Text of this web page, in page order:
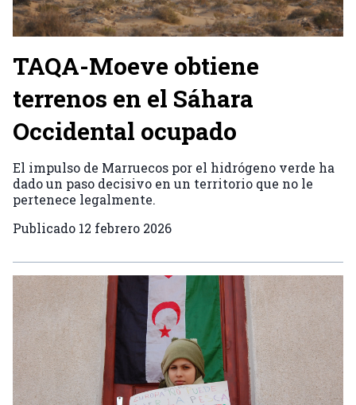
TAQA-Moeve obtiene
terrenos en el Sáhara
Occidental ocupado
El impulso de Marruecos por el hidrógeno verde ha
dado un paso decisivo en un territorio que no le
pertenece legalmente.
Publicado 12 febrero 2026